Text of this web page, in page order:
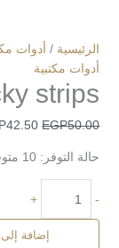
الرئيسية / أدوات
أدوات مكتبية
strips
EGP50.00
42.50
حالة التوفر: 10 متوفر في المخزون
-
+
إضافة